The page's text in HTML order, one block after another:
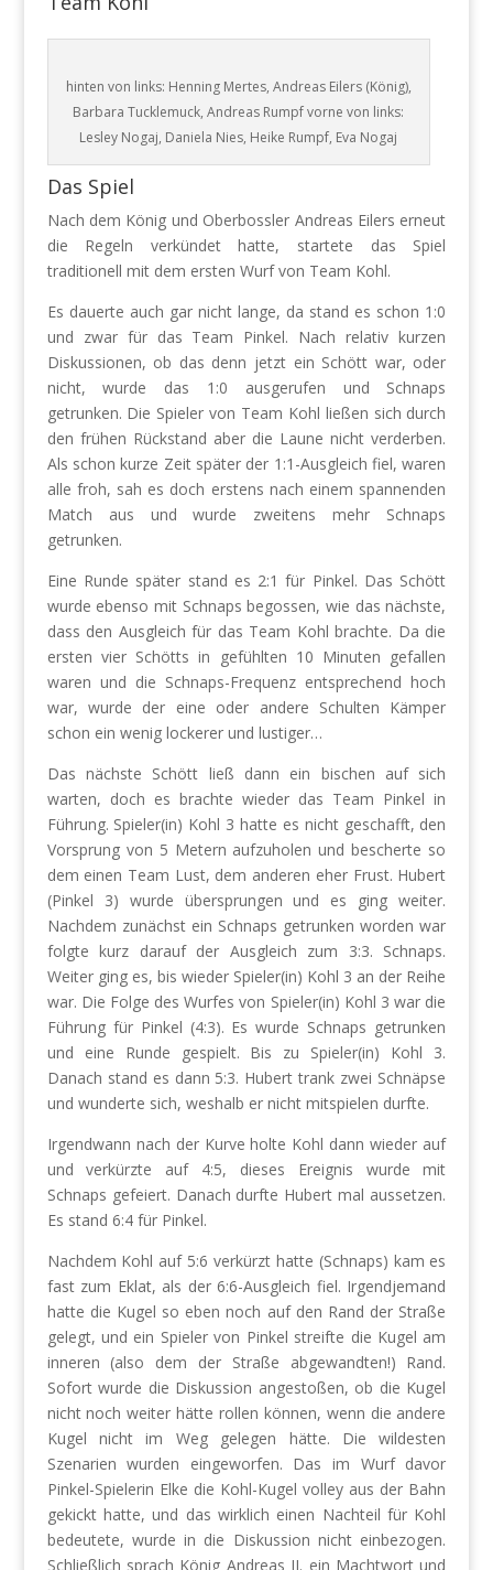
hinten von links: Henning Mertes, Andreas Eilers (König),
Barbara Tucklemuck, Andreas Rumpf vorne von links:
Lesley Nogaj, Daniela Nies, Heike Rumpf, Eva Nogaj
Das Spiel
Nach dem König und Oberbossler Andreas Eilers erneut
die Regeln verkündet hatte, startete das Spiel
traditionell mit dem ersten Wurf von Team Kohl.
Es dauerte auch gar nicht lange, da stand es schon 1:0
und zwar für das Team Pinkel. Nach relativ kurzen
Diskussionen, ob das denn jetzt ein Schött war, oder
nicht, wurde das 1:0 ausgerufen und Schnaps
getrunken. Die Spieler von Team Kohl ließen sich durch
den frühen Rückstand aber die Laune nicht verderben.
Als schon kurze Zeit später der 1:1-Ausgleich fiel, waren
alle froh, sah es doch erstens nach einem spannenden
Match aus und wurde zweitens mehr Schnaps
getrunken.
Eine Runde später stand es 2:1 für Pinkel. Das Schött
wurde ebenso mit Schnaps begossen, wie das nächste,
dass den Ausgleich für das Team Kohl brachte. Da die
ersten vier Schötts in gefühlten 10 Minuten gefallen
waren und die Schnaps-Frequenz entsprechend hoch
war, wurde der eine oder andere Schulten Kämper
schon ein wenig lockerer und lustiger…
Das nächste Schött ließ dann ein bischen auf sich
warten, doch es brachte wieder das Team Pinkel in
Führung. Spieler(in) Kohl 3 hatte es nicht geschafft, den
Vorsprung von 5 Metern aufzuholen und bescherte so
dem einen Team Lust, dem anderen eher Frust. Hubert
(Pinkel 3) wurde übersprungen und es ging weiter.
Nachdem zunächst ein Schnaps getrunken worden war
folgte kurz darauf der Ausgleich zum 3:3. Schnaps.
Weiter ging es, bis wieder Spieler(in) Kohl 3 an der Reihe
war. Die Folge des Wurfes von Spieler(in) Kohl 3 war die
Führung für Pinkel (4:3). Es wurde Schnaps getrunken
und eine Runde gespielt. Bis zu Spieler(in) Kohl 3.
Danach stand es dann 5:3. Hubert trank zwei Schnäpse
und wunderte sich, weshalb er nicht mitspielen durfte.
Irgendwann nach der Kurve holte Kohl dann wieder auf
und verkürzte auf 4:5, dieses Ereignis wurde mit
Schnaps gefeiert. Danach durfte Hubert mal aussetzen.
Es stand 6:4 für Pinkel.
Nachdem Kohl auf 5:6 verkürzt hatte (Schnaps) kam es
fast zum Eklat, als der 6:6-Ausgleich fiel. Irgendjemand
hatte die Kugel so eben noch auf den Rand der Straße
gelegt, und ein Spieler von Pinkel streifte die Kugel am
inneren (also dem der Straße abgewandten!) Rand.
Sofort wurde die Diskussion angestoßen, ob die Kugel
nicht noch weiter hätte rollen können, wenn die andere
Kugel nicht im Weg gelegen hätte. Die wildesten
Szenarien wurden eingeworfen. Das im Wurf davor
Pinkel-Spielerin Elke die Kohl-Kugel volley aus der Bahn
gekickt hatte, und das wirklich einen Nachteil für Kohl
bedeutete, wurde in die Diskussion nicht einbezogen.
Schließlich sprach König Andreas II. ein Machtwort und